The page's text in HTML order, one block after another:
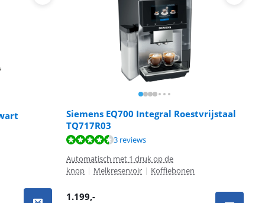
Siemens EQ700 Integral Roestvrijstaal
TQ717R03
3 reviews
Automatisch met 1 druk op de
knop | Melkreservoir | Koffiebonen
1.199,-